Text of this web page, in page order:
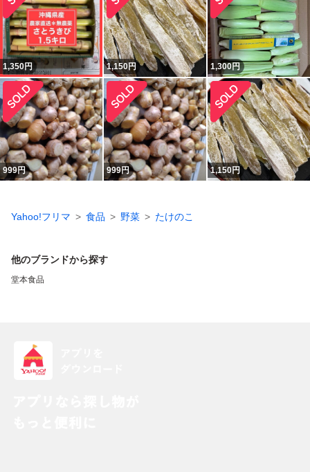
1,350円 1,150円 1,300円
999円 999円 1,150円
Yahoo!フリマ 食品 野菜 たけのこ
他のブランドから探す
堂本食品